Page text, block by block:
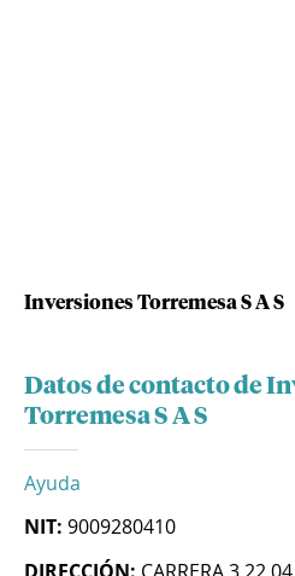
Inversiones Torremesa S A S
Datos de contacto de
Torremesa S A S
Ayuda
NIT: 9009280410